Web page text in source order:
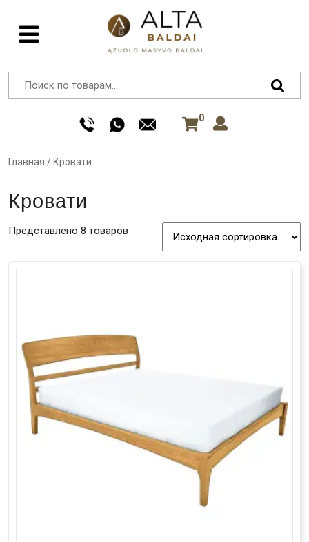
0
Главная / Кровати
Кровати
Представлено 8 товаров